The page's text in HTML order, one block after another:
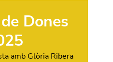
Dones
amb Glòria Ribera